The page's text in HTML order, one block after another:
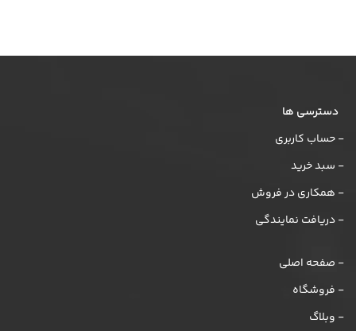
دسترسی ها
- حساب کاربری
- سبد خرید
- همکاری در فروش
- دریافت نمایندگی
- صفحه اصلی
- فروشگاه
- وبلاگ